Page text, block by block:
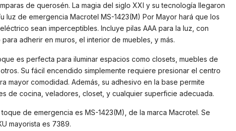
de querosén. La magia del siglo XXI y su tecnología llegaron
luz de emergencia Macrotel MS-1423(M) Por Mayor hará que los
sean imperceptibles. Incluye pilas AAA para la luz, con
adherir en muros, el interior de muebles, y más.
es perfecta para iluminar espacios como closets, muebles de
Su fácil encendido simplemente requiere presionar el centro
mayor comodidad. Además, su adhesivo en la base permite
de cocina, veladores, closet, y cualquier superficie adecuada.
de emergencia es MS-1423(M), de la marca Macrotel. Se
mayorista es 7389.